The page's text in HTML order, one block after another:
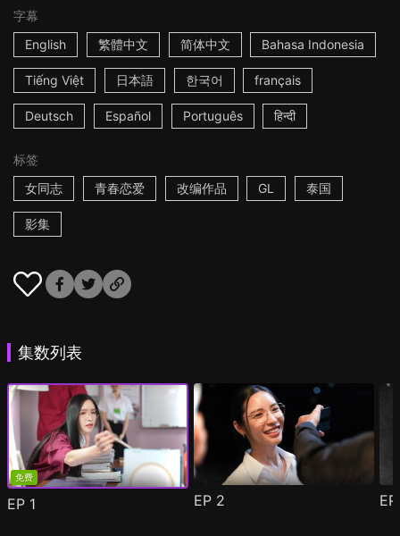
字幕
English
繁體中文 简体中文 Bahasa Indonesia
Tiếng Việt 日本語 한국어 français
Deutsch Español Português हिन्दी
标签
女同志
青春恋爱 改编作品 GL 泰国
影集
集数列表
免费
EP 1 EP 2